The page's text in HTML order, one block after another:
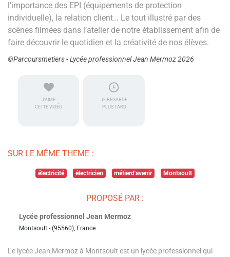
l’importance des EPI (équipements de protection
individuelle), la relation client… Le tout illustré par des
scènes filmées dans l’atelier de notre établissement afin de
faire découvrir le quotidien et la créativité de nos élèves.
©Parcoursmetiers - Lycée professionnel Jean Mermoz 2026
J'AIME
CETTE VIDÉO
JE REGARDE
PLUS TARD
SUR LE MÊME THEME :
électricité électricien métierd'avenir Montsoult
PROPOSÉ PAR :
Lycée professionnel Jean Mermoz
Montsoult - (95560), France
Le lycée Jean Mermoz à Montsoult est un lycée professionnel qui